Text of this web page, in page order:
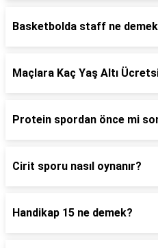
Basketbolda staff ne demek
Maçlara Kaç Yaş Altı
Protein spordan önce mi
Cirit sporu nasıl oynanır?
Handikap 15 ne demek?